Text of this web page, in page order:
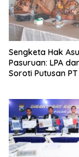
Sengketa Hak
Pasuruan: LPA
Soroti Putusan